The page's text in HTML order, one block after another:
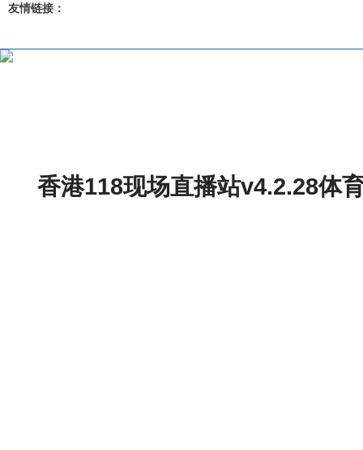
友情链接：
香港118现场直播站v4.2.28体